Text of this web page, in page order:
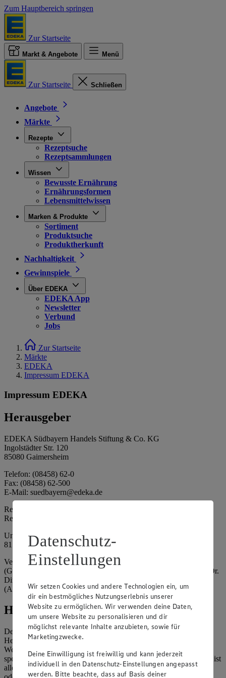
Zum Hauptbereich springen
Zur Startseite
Markt & Angebote Menü
Zur Startseite Schließen
Angebote
Märkte
Rezepte
Rezeptsuche
Rezeptsammlungen
Wissen
Bewusste Ernährung
Ernährungsformen
Lebensmittelwissen
Marken & Produkte
Sortiment
Produktsuche
Produktherkunft
Nachhaltigkeit
Gewinnspiele
Über EDEKA
EDEKA App
Newsletter
Verbund
Jobs
Zur Startseite
Märkte
EDEKA
Impressum EDEKA
Impressum EDEKA
Herausgeber
EDEKA Südbayern Handels Stiftung & Co. KG
Ingolstädter Str. 120
85080 Gaimersheim
Telefon: (08458) 62-0
Fax: (08458) 62-500
E-Mail: suedbayern@edeka.de
Registergericht: Amtsgericht Ingolstadt
Registernummer: HRA 3325
Umsatzsteuer-Identifikationsnummer gem. § 27a UStG: DE
815764015
Vertretungsberechtigte: EDEKA Südbayern Handelsstiftung
(Gesellschafter), Claus Hollinger (Vorstandsmitglied, Sprecher), Dr.
Dirk Eßmann (Vorstandsmitglied), Leo Schwaiberger
(Aufsichtsratsvorsitzender)
Hinweise
Der Inhalt dieser Website ist urheberrechtlich geschützt. Der
Herausgeber gewährt Ihnen jedoch das Recht, den auf dieser
Website bereitgestellten Text ganz oder ausschnittsweise zu
speichern und zu vervielfältigen. Aus Gründen des Urheberrechts ist
allerdings die Speicherung und Vervielfältigung von Bildmaterial
Datenschutz-
Einstellungen
Wir setzen Cookies und andere Technologien ein, um
dir ein bestmögliches Nutzungserlebnis unserer
Website zu ermöglichen. Wir verwenden deine Daten,
um unsere Website zu personalisieren und dir
möglichst relevante Inhalte anzubieten, sowie für
Marketingzwecke.
Deine Einwilligung ist freiwillig und kann jederzeit
individuell in den Datenschutz-Einstellungen angepasst
werden. Bitte beachte, dass auf Basis deiner